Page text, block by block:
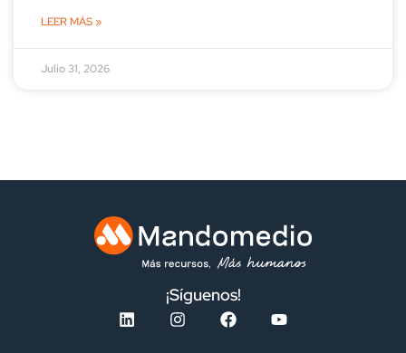
LEER MÁS »
Julio 31, 2026
¡Síguenos!